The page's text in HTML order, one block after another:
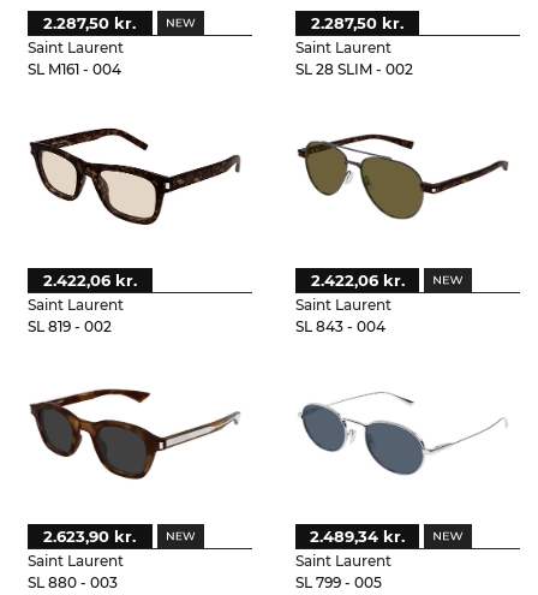
Saint Laurent
SL M161 - 004
2.287,50 kr.
Saint Laurent
SL 28 SLIM - 002
2.287,50 kr.
Saint Laurent
SL 819 - 002
2.422,06 kr.
Saint Laurent
SL 843 - 004
2.422,06 kr.
Saint Laurent
SL 880 - 003
2.623,90 kr.
Saint Laurent
SL 799 - 005
2.489,34 kr.